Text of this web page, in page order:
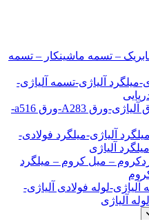
ورق-قیمت فولاد
– تسمه ماشینکار – تسمه
میلگرد آلیاژی-تسمه آلیاژی-
ورق آلیاژی-فروش ورق آلیاژی-ورق A283-ورق a516-
آلیاژی-میلگرد فولادی-
آلیاژی
– میل کروم – میلگرد
لوله فولادی آلیاژی-
آلیاژی